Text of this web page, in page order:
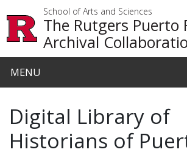
School of Arts and Sciences
The Rutgers Puerto
Archival
MENU
Digital Library of
Historians of